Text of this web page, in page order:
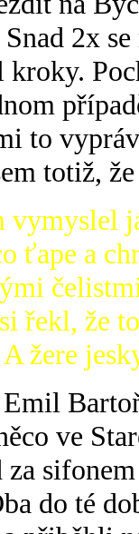
2x
kroky.
to
totiž,
vymyslel
ťape a
řekl, že
žere
ve
do té